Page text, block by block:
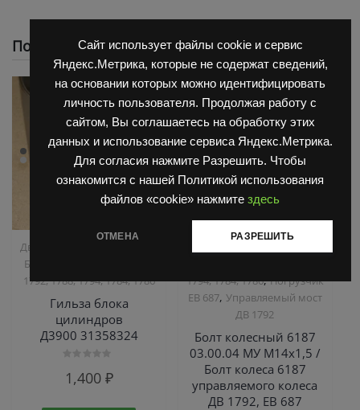
Сайт использует файлы cookie и сервис
Яндекс.Метрика, которые не содержат сведений,
на основании которых можно идентифицировать
личность пользователя. Продолжая работу с
сайтом, Вы соглашаетесь на обработку этих
данных и использование сервиса Яндекс.Метрика.
Для согласия нажмите Разрешить. Чтобы
ознакомится с нашей Политикой использования
файлов «cookie» нажмите здесь
ОТМЕНА РАЗРЕШИТЬ
Похожие
Двигатель Д3900
Балканкар
1792, 1788, 1794, 1784, 1786
Гильза блока
цилиндров
Д3900 31358324
01,400 ₽
1794, 1784, 1786,Погрузчик
ЕВ 687, Управляемый мост
ДВ 1792
Болт колесный 6187
03.00.04 МУ М14х1,5 /
Болт колеса 6187
управляемого колеса
ДВ 1792, ЕВ 687